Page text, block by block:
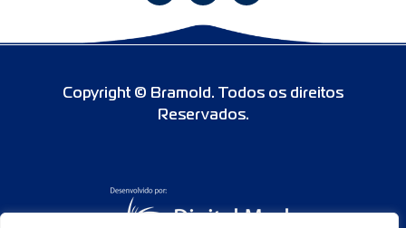
Copyright © Bramold. Todos os direitos
Reservados.